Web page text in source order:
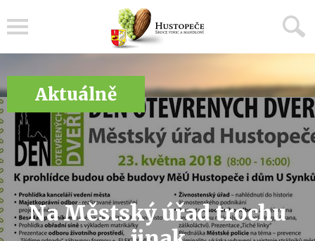
Aktuálně
Na Městský úřad trochu